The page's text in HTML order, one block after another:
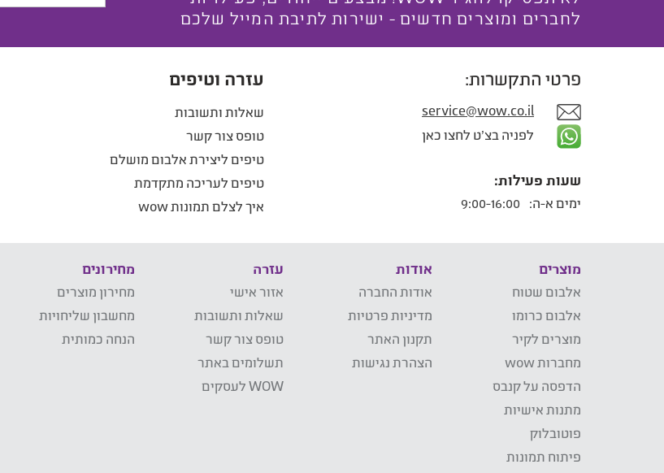
לחברים ומוצרים חדשים - ישירות לתיבת המייל שלכם
פרטי התקשרות:
service@wow.co.il
לפניה בצ'ט לחצו כאן
שעות פעילות:
ימים א-ה:
עזרה וטיפים
שאלות ותשובות
טופס צור קשר
טיפים ליצירת אלבום מושלם
טיפים לעריכה מתקדמת
איך לצלם תמונות wow
מוצרים
אלבום שטוח
אלבום כרומו
מוצרים לקיר
מחברות wow
הדפסה על קנבס
מתנות אישיות
פוטובלוק
פיתוח תמונות
אודות
אודות החברה
מדיניות פרטיות
תקנון האתר
הצהרת נגישות
עזרה
אזור אישי
שאלות ותשובות
טופס צור קשר
תשלומים באתר
WOW לעסקים
מחירונים
מחירון מוצרים
מחשבון שליחויות
הנחה כמותית